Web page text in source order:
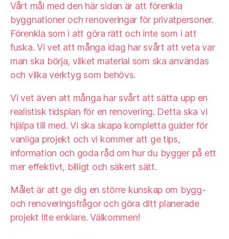
Vårt mål med den här sidan är att förenkla
byggnationer och renoveringar för privatpersoner.
Förenkla som i att göra rätt och inte som i att
fuska. Vi vet att många idag har svårt att veta var
man ska börja, vilket material som ska användas
och vilka verktyg som behövs.
Vi vet även att många har svårt att sätta upp en
realistisk tidsplan för en renovering. Detta ska vi
hjälpa till med. Vi ska skapa kompletta guider för
vanliga projekt och vi kommer att ge tips,
information och goda råd om hur du bygger på ett
mer effektivt, billigt och säkert sätt.
Målet är att ge dig en större kunskap om bygg-
och renoveringsfrågor och göra ditt planerade
projekt lite enklare. Välkommen!